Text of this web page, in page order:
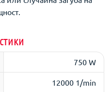
750 W
12000 1/min